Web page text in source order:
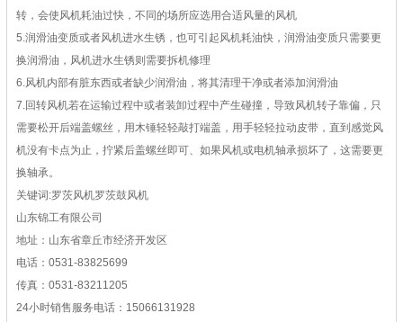
转，会使风机耗油过快，不同的场所应选用合适风量的风机
5.润滑油变质或者风机进水生锈，也可引起风机耗油快，润滑油变质只需要更
换润滑油，风机进水生锈则需要拆机修理
6.风机内部有脏东西或者缺少润滑油，将其清理干净或者添加润滑油
7.回转风机若在运输过程中或者装卸过程中产生碰撞，导致风机转子靠偏，只
需要松开后端盖螺丝，用木锤轻轻敲打端盖，用手轻轻拉动皮带，直到感觉风
机没有卡点为止，拧紧后盖螺丝即可、如果风机或电机轴承损坏了，这需要更
换轴承。
关键词:罗茨风机罗茨鼓风机
山东锦工有限公司
地址：山东省章丘市经济开发区
电话：0531-83825699
传真：0531-83211205
24小时销售服务电话：15066131928